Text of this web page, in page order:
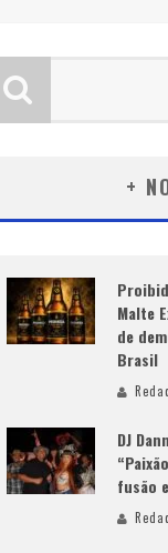
+
Malte
de
Brasil
DJ
fusão